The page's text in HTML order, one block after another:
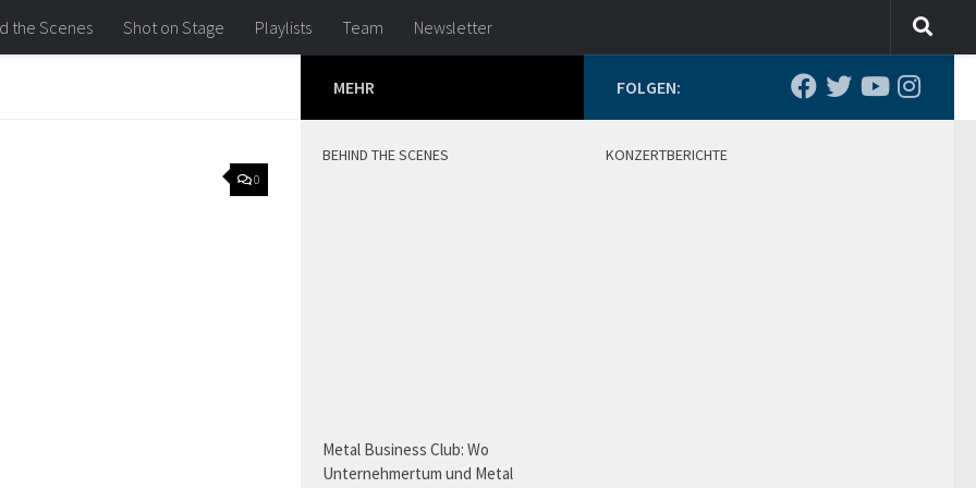
the Scenes Shot on Stage Playlists Team Newsletter
0
FOLGEN:
KONZERTBERICHTE
MEHR
BEHIND THE SCENES
Metal Business Club: Wo
Unternehmertum und Metal